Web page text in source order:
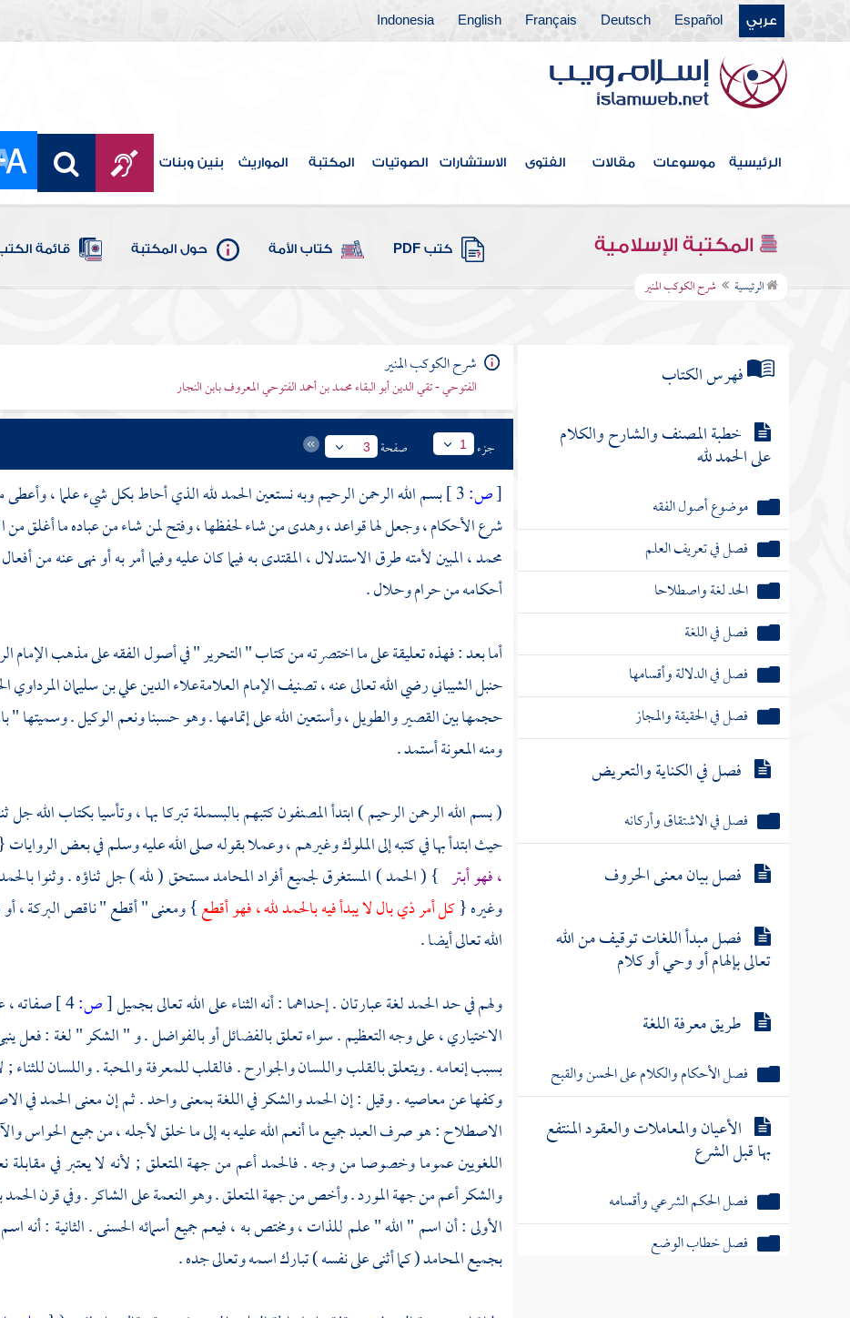
عربي Español
Deutsch
Français
English
Indonesia
الرئيسية موسوعات مقالات الفتوى الاستشارات الصوتيات المكتبة المواريث بنين وبنات
المكتبة الإسلامية كتب PDF كتاب الأمة حول المكتبة قائمة
الرئيسية شرح الكوكب المنير
فهرس الكتاب
خطبة المصنف والشارح والكلام
على الحمد لله
موضوع أصول الفقه
فصل في تعريف العلم
الحد لغة واصطلاحا
فصل في اللغة
فصل في الدلالة وأقسامها
فصل في الحقيقة والمجاز
فصل في الكناية والتعريض
فصل في الاشتقاق وأركانه
فصل بيان معنى الحروف
فصل مبدأ اللغات توقيف من الله
تعالى بإلهام أو وحي أو كلام
طريق معرفة اللغة
فصل الأحكام والكلام على الحسن والقبح
الأعيان والمعاملات والعقود المنتفع
بها قبل الشرع
فصل الحكم الشرعي وأقسامه
فصل خطاب الوضع
شرح الكوكب المنير
الفتوحي - تقي الدين أبو البقاء محمد بن أحمد الفتوحي المعروف بابن النجار
جزء 1 صفحة 3
[ص:
بسم الله الرحمن الرحيم وبه نستعين الحمد لله الذي أحاط بكل شيء علما ،
شرع الأحكام ، وجعل لها قواعد ، وهدى من شاء لحفظها ، وفتح لمن شاء من عباده ما أغلق من
محمد، المبين لأمته طرق الاستدلال ، المقتدى به فيما كان عليه وفيما أمر به أو نهى عنه من
أحكامه من حرام وحلال .
أما بعد : فهذه تعليقة على ما اختصرته من كتاب " التحرير " في أصول الفقه على مذهب الإمام
حنبل الشيباني رضي الله تعالى عنه ، تصنيف الإمام العلامةعلاء الدين علي بن سليمان المرداوي
حجمها بين القصير والطويل ، وأستعين الله على إتمامها . وهو حسبنا ونعم الوكيل . وسميتها "
ومنه المعونة أستمد .
( بسم الله الرحمن الرحيم ) ابتدأ المصنفون كتبهم بالبسملة تبركا بها ، وتأسيا بكتاب الله جل
حيث ابتدأ بها في كتبه إلى الملوك وغيرهم ، وعملا بقوله صلى الله عليه وسلم في بعض
، فهو أبتر } ( الحمد ) المستغرق لجميع أفراد المحامد مستحق ( لله ) جل ثناؤه . وثنوا
وغيره {كل أمر ذي بال لا يبدأ فيه بالحمد لله ، فهو أقطع} ومعنى " أقطع " ناقص البركة ، أو
الله تعالى أيضا .
ولهم في حد الحمد لغة عبارتان . إحداهما : أنه الثناء على الله تعالى بجميل[ص:
صفاته ،
الاختياري ، على وجه التعظيم . سواء تعلق بالفضائل أو بالفواضل . و " الشكر " لغة : فعل
بسبب إنعامه . ويتعلق بالقلب واللسان والجوارح . فالقلب للمعرفة والمحبة . واللسان للثناء ;
وكفها عن معاصيه . وقيل : إن الحمد والشكر في اللغة بمعنى واحد . ثم إن معنى الحمد في
الاصطلاح : هو صرف العبد جميع ما أنعم الله عليه به إلى ما خلق لأجله ، من جميع الحواس
اللغويين عموما وخصوصا من وجه . فالحمد أعم من جهة المتعلق ; لأنه لا يعتبر في
والشكر أعم من جهة المورد . وأخص من جهة المتعلق . وهو النعمة على الشاكر . وفي قرن الحمد
الأولى : أن اسم " الله " علم للذات ، ومختص به ، فيعم جميع أسمائه الحسنى . الثانية : أنه
بجميع المحامد ( كما أثنى على نفسه ) تبارك اسمه وتعالى جده .